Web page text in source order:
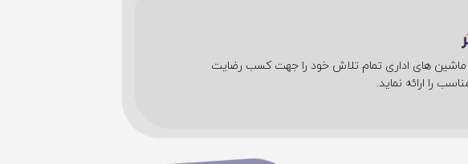
سابقه درخشان خود در بازار ماشین های اداری تمام تلاش خود را جهت کسب رضایت
را ارائه نماید.